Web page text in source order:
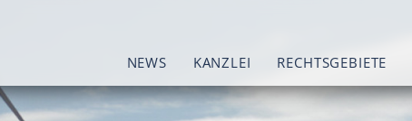
NEWS KANZLEI RECHTSGEBIETE